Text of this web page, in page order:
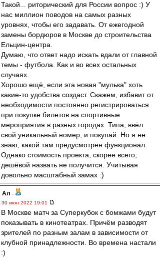
Такой... риторический для России вопрос :) У
нас миллион поводов на самых разных
уровнях, чтобы его задавать. От ежегодной
замены бордюров в Москве до строительства
Ельцин-центра.
Думаю, что ответ надо искать вдали от главной
темы - футбола. Как и во всех остальных
случаях.
Хорошо ещё, если эта новая "мулька" хоть
какие-то удобства создаст. Скажем, избавит от
необходимости постоянно регистрироваться
при покупке билетов на спортивные
мероприятия в разных городах. Типа, ввёл
свой уникальный номер, и покупай. Но я не
знаю, какой там предусмотрен функционал.
Однако стоимость проекта, скорее всего,
дешёвой назвать не получится. Учитывая
довольно масштабный замах :)
Ал -
30 июн 2022 19:01
В Москве матч за Суперкубок с бомжами будут
показывать в кинотеатрах. Причём разводят
зрителей по разным залам в зависимости от
клубной принадлежности. Во времена настали
:)